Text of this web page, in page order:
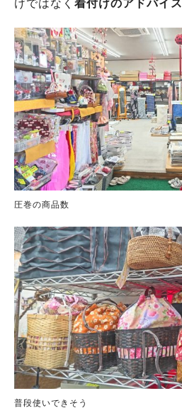
けではなく 着付けのアドバイス
圧巻の商品数
普段使いできそう